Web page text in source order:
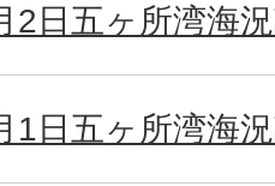
2日五ヶ所湾海
1日五ヶ所湾海